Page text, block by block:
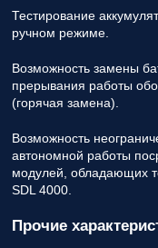
Тестирование
ручном режиме.
Возможность замены
прерывания работы
(горячая замена).
Возможность
автономной работы
модулей, обладающих
SDL 4000.
Прочие